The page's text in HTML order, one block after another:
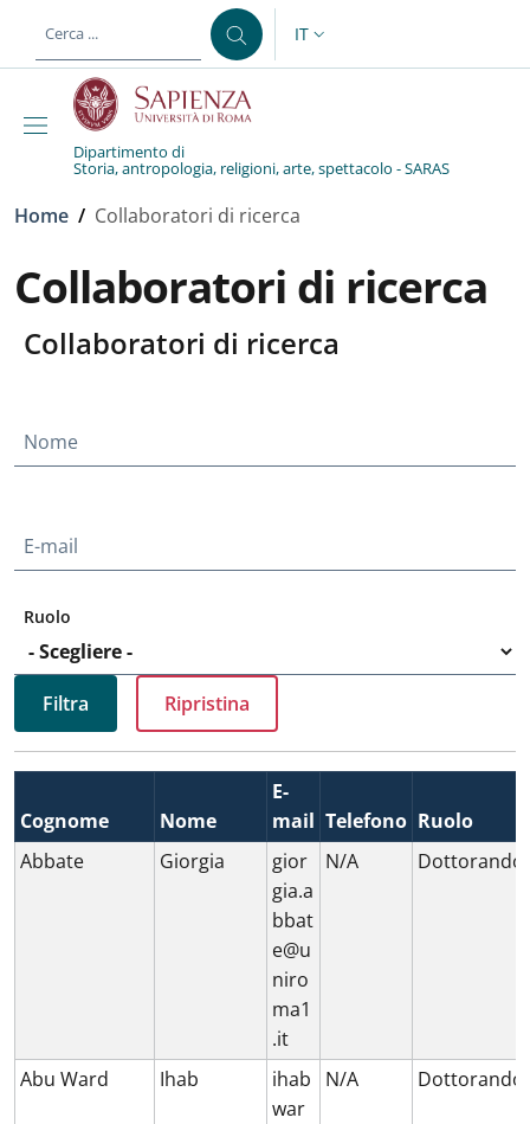
al contenuto principale
SELETTORE LINGUA:
IT
Dipartimento di
Storia, antropologia, religioni, arte, spettacolo - SARAS
Briciole di pane
Home / Collaboratori di ricerca
Collaboratori di ricerca
Collaboratori di ricerca
Nome
E-mail
Ruolo
Cognome Nome
E-
mail Telefono Ruolo
Abbate
Giorgia
gior
gia.a
bbat
e@u
niro
ma1
.it
N/A Dottorando
Abu Ward Ihab
ihab
war
N/A Dottorando